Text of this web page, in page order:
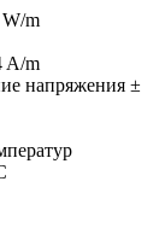
m
A/m
напряжения ±